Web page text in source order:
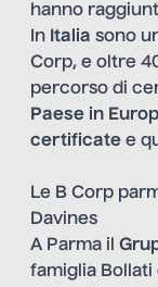
hanno
In Italia sono
Corp, e oltre
percorso di
Paese in
certificate e
Le B Corp
Davines
A Parma il
famiglia